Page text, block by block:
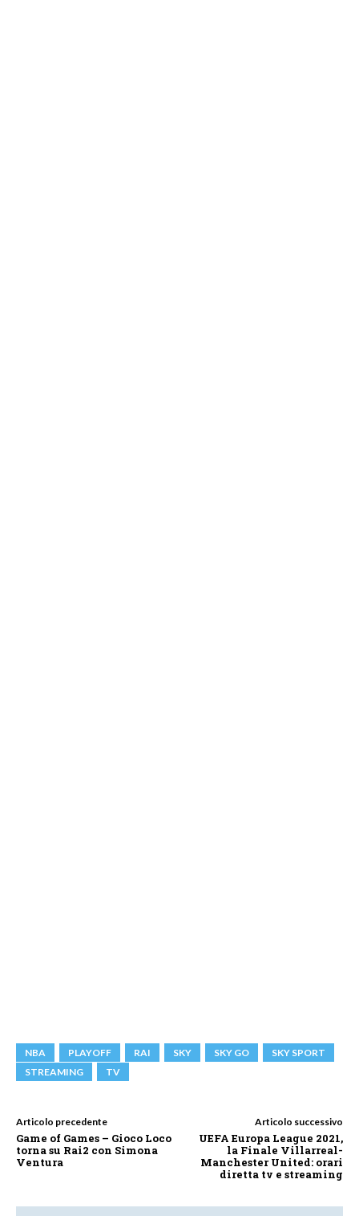
NBA PLAYOFF RAI SKY SKY GO
SKY SPORT
STREAMING
TV
Articolo precedente
Game of Games – Gioco Loco
torna su Rai2 con Simona
Ventura
Articolo successivo
UEFA Europa League 2021,
la Finale Villarreal-
Manchester United: orari
diretta tv e streaming